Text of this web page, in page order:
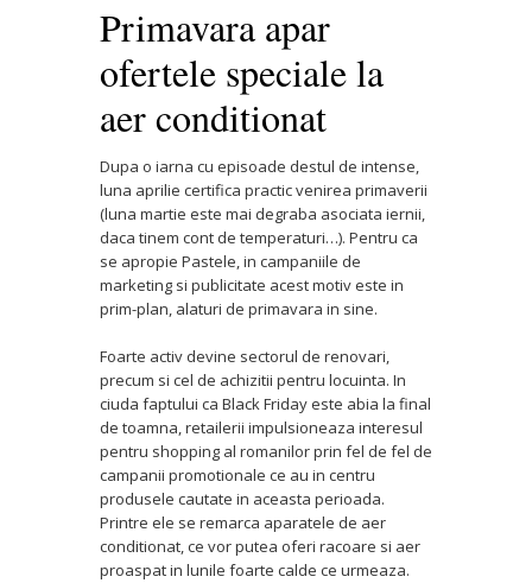
Primavara apar
ofertele speciale la
aer conditionat
Dupa o iarna cu episoade destul de intense,
luna aprilie certifica practic venirea primaverii
(luna martie este mai degraba asociata iernii,
daca tinem cont de temperaturi…). Pentru ca
se apropie Pastele, in campaniile de
marketing si publicitate acest motiv este in
prim-plan, alaturi de primavara in sine.
Foarte activ devine sectorul de renovari,
precum si cel de achizitii pentru locuinta. In
ciuda faptului ca Black Friday este abia la final
de toamna, retailerii impulsioneaza interesul
pentru shopping al romanilor prin fel de fel de
campanii promotionale ce au in centru
produsele cautate in aceasta perioada.
Printre ele se remarca aparatele de aer
conditionat, ce vor putea oferi racoare si aer
proaspat in lunile foarte calde ce urmeaza.